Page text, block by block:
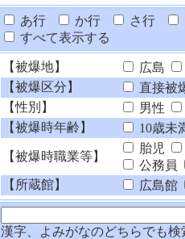
あ行 か行 さ行
すべて表示する
【被爆地】 広島
【被爆区分】
直接被
【性別】
男性
【被爆時年齢】
10歳未
【被爆時職業等】
胎児
公務員
【所蔵館】
広島館
漢字、よみがなのどちらでも検